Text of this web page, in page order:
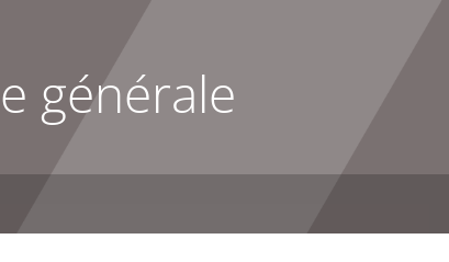
générale